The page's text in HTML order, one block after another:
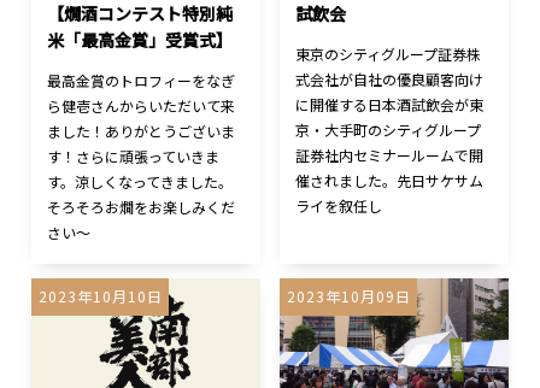
【燗酒コンテスト特別純
米「最高金賞」受賞式】
最高金賞のトロフィーをなぎ
ら健壱さんからいただいて来
ました！ありがとうございま
す！さらに頑張っていきま
す。涼しくなってきました。
そろそろお燗をお楽しみくだ
さい～
試飲会
東京のシティグループ証券株
式会社が自社の優良顧客向け
に開催する日本酒試飲会が東
京・大手町のシティグループ
証券社内セミナールームで開
催されました。先日サケサム
ライを叙任し
2023年10月10日 2023年10月09日